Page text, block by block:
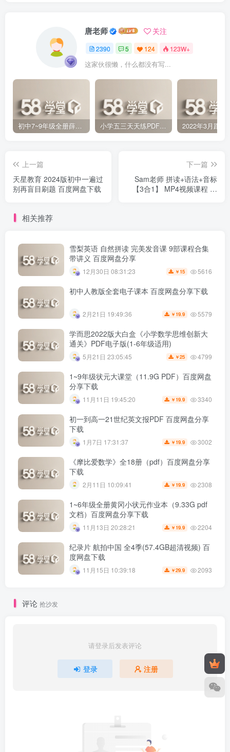
唐老师 关注
2390 5 124 123W+
这家伙很懒，什么都没有写...
初中7~9年级全册薛金星中学教材全解PDF 百度网盘分享下载 小学五三天天练PDF（压缩打包）百度网盘分享下载
上一篇
天星教育 2024版初中一遍过
别再盲目刷题 百度网盘下载
下一篇
Sam老师 拼读+语法+音标
【3合1】 MP4视频课程 百
相关推荐
雪梨英语 自然拼读 完美发音课 9部课程合集
带讲义 百度网盘分享
12月30日 08:31:23 ￥ 15 5616
初中人教版全套电子课本 百度网盘分享下载
2月21日 19:49:36 ￥ 19.9 5579
学而思2022版大白盒《小学数学思维创新大
通关》PDF电子版(1-6年级适用)
5月21日 23:05:45 ￥25 4799
1~9年级状元大课堂（11.9G PDF）百度网盘
分享下载
11月11日 19:45:20 ￥ 19.9 3340
初一到高一21世纪英文报PDF 百度网盘分享
下载
1月7日 17:31:37 ￥ 19.9 3002
《摩比爱数学》全18册（pdf）百度网盘分享
下载
2月11日 10:09:41 ￥ 19.9 2308
1~6年级全册黄冈小状元作业本（9.33G pdf
文档）百度网盘分享下载
11月13日 20:28:21 ￥ 19.9 2204
纪录片 航拍中国 全4季(57.4GB超清视频) 百
度网盘下载
11月15日 10:39:18 ￥29.9 2093
评论 抢沙发
请登录后发表评论
登录 注册